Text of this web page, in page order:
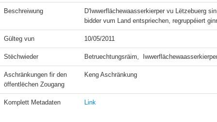
Beschreiwung
D'Iwwerflächewaasserkierper vu Lëtzebuerg
bidder vum Land entspriechen, regruppéiert
Gülteg vun 10/05/2011
Stëchwieder Betruechtungsräim,
Aschränkungen fir den
öffentlëchen Zougang
Keng Aschränkung
Komplett Metadaten Link